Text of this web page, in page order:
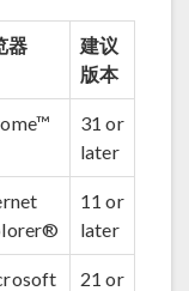
器
建议
版本
31 or
later
11 or
later
21 or